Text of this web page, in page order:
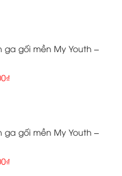
ga gối mền My Youth –
ga gối mền My Youth –